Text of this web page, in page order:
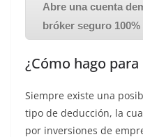
Abre una cuenta
bróker seguro 100%
¿Cómo hago
Siempre existe una
tipo de deducción, la
por inversiones de